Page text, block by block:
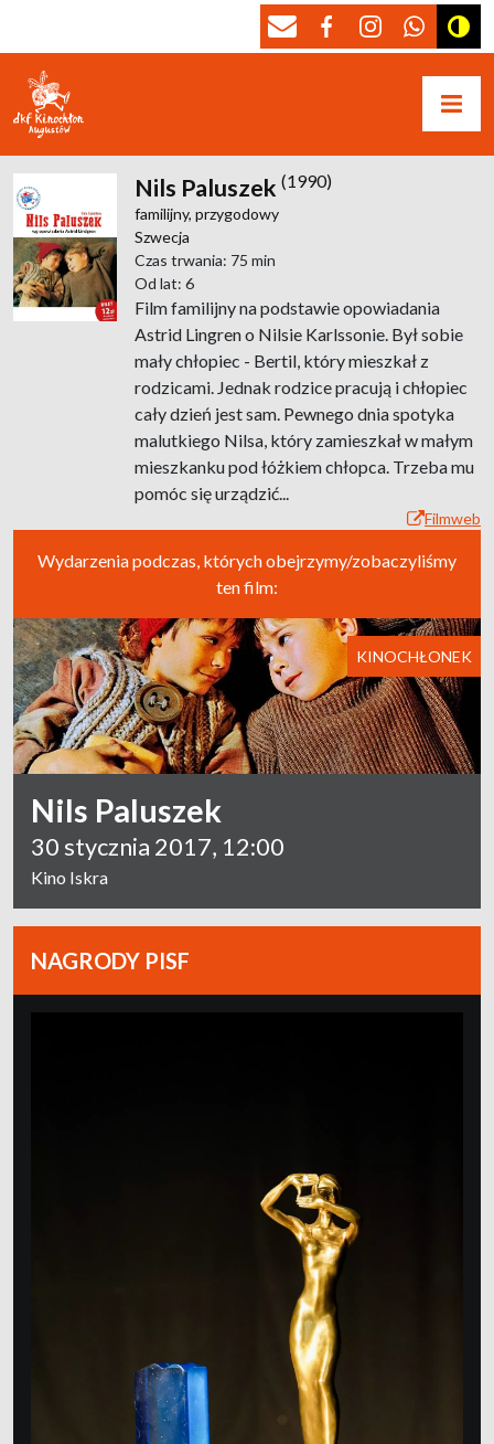
Nils Paluszek (1990)
familijny, przygodowy
Szwecja
Czas trwania: 75 min
Od lat: 6
Film familijny na podstawie opowiadania
Astrid Lingren o Nilsie Karlssonie. Był sobie
mały chłopiec - Bertil, który mieszkał z
rodzicami. Jednak rodzice pracują i chłopiec
cały dzień jest sam. Pewnego dnia spotyka
malutkiego Nilsa, który zamieszkał w małym
mieszkanku pod łóżkiem chłopca. Trzeba mu
pomóc się urządzić...
Filmweb
Wydarzenia podczas, których obejrzymy/zobaczyliśmy
ten film:
Nils Paluszek
30 stycznia 2017, 12:00
Kino Iskra
KINOCHŁONEK
NAGRODY PISF